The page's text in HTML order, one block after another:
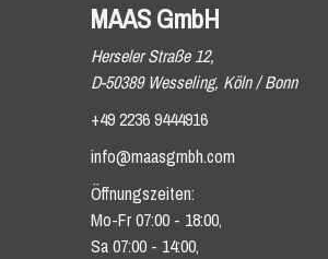
MAAS GmbH
Herseler Straße 12,
D-50389 Wesseling, Köln / Bonn
+49 2236 9444916
info@maasgmbh.com
Öffnungszeiten:
Mo-Fr 07:00 - 18:00,
Sa 07:00 - 14:00,